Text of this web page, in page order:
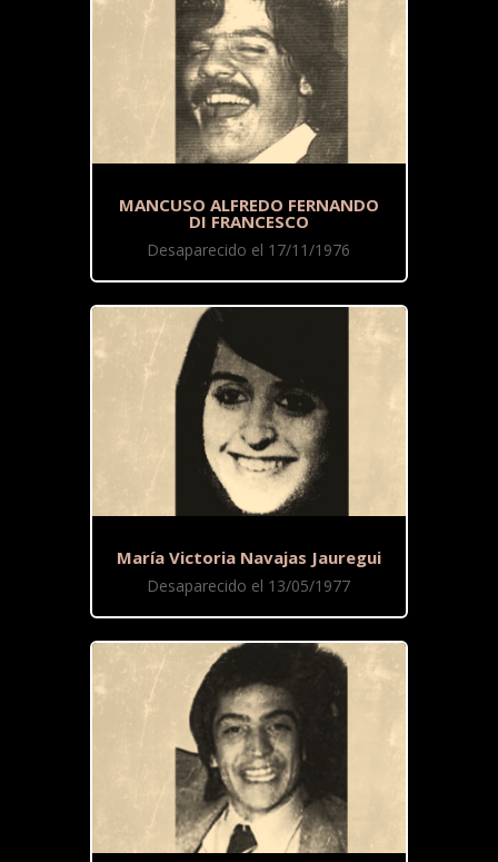
MANCUSO ALFREDO FERNANDO
DI FRANCESCO
Desaparecido el 17/11/1976
María Victoria Navajas Jauregui
Desaparecido el 13/05/1977